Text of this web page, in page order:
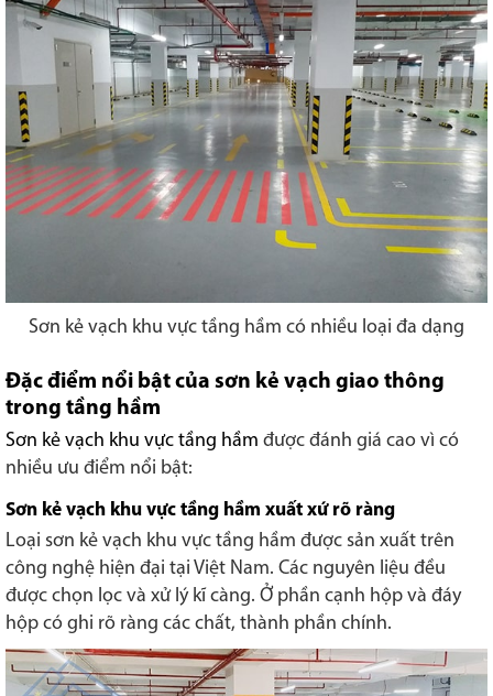
Sơn kẻ vạch khu vực tầng hầm có nhiều loại đa dạng
Đặc điểm nổi bật của sơn kẻ vạch giao thông
trong tầng hầm
Sơn kẻ vạch khu vực tầng hầm được đánh giá cao vì có
nhiều ưu điểm nổi bật:
Sơn kẻ vạch khu vực tầng hầm xuất xứ rõ ràng
Loại sơn kẻ vạch khu vực tầng hầm được sản xuất trên
công nghệ hiện đại tại Việt Nam. Các nguyên liệu đều
được chọn lọc và xử lý kĩ càng. Ở phần cạnh hộp và đáy
hộp có ghi rõ ràng các chất, thành phần chính.